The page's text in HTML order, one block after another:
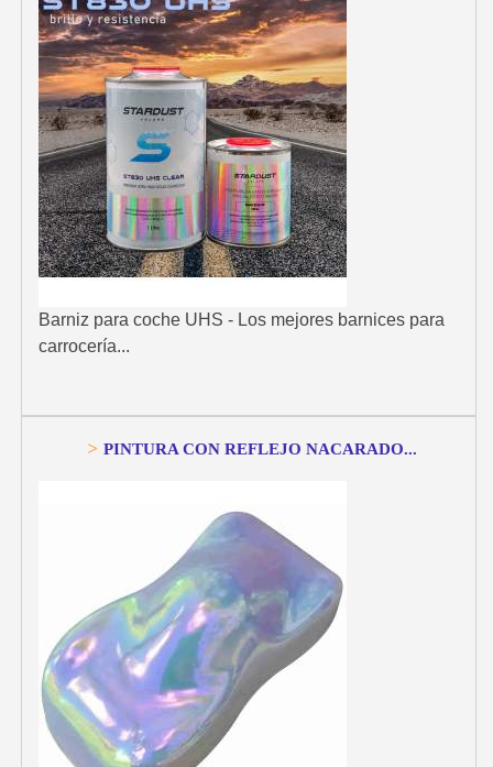
Barniz para coche UHS - Los mejores barnices para
carrocería...
> PINTURA CON REFLEJO NACARADO...